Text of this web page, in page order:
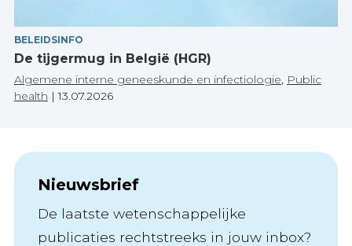
BELEIDSINFO
De tijgermug in België (HGR)
Algemene interne geneeskunde en infectiologie Public
health |13.07.2026
Nieuwsbrief
De laatste wetenschappelijke
publicaties rechtstreeks in jouw inbox?